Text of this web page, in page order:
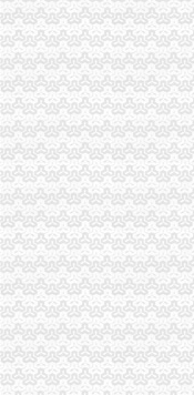
咨询渝中大渡口江北好光
渝中区代办工商执照
武清区工商注册_武清区代
郑州注册公司|郑州中原区
渝中区代办执照
渝中区市政消火栓水监测
大坪财务/审计/统计招聘网
渝中区代办营业执照
节后想自己创业的老板您
代理工商注册登记_代办分
渝中区工商登记
无标题
成都市工程建设领域项目
渝中区工商代办
渝中区执照代办,渝中区工
工商代办__重庆亿源财税
渝中区公司注册